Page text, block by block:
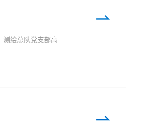
测绘总队党支部高